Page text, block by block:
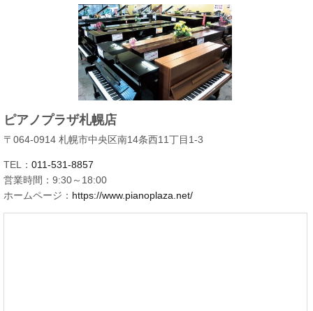
ピアノプラザ札幌店
〒064-0914 札幌市中央区南14条西11丁目1-3
TEL： 011-531-8857
営業時間：9:30～18:00
ホームページ： https://www.pianoplaza.net/